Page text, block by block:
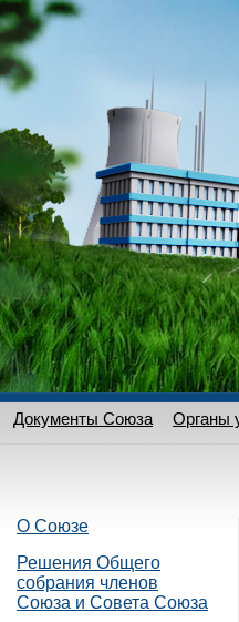
Документы Союза Органы
О Союзе
Решения Общего
собрания членов
Союза и Совета Союза